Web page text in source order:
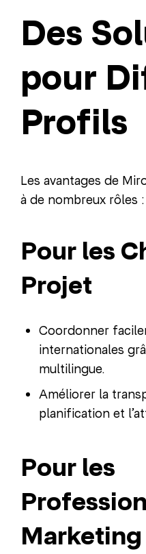
Des
pour
Profils
Les avantages de
à de nombreux rôles :
Pour les
Projet
Coordonner
internationales
multilingue.
Améliorer la
planification et
Pour les
Marketing